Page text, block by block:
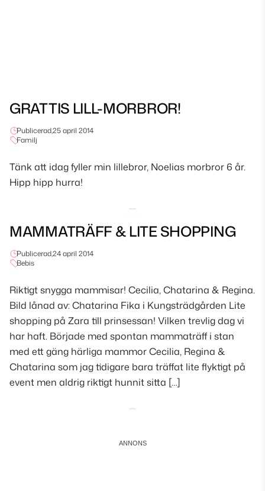
GRATTIS LILL-MORBROR!
Publicerad,25 april 2014
Familj
Tänk att idag fyller min lillebror, Noelias morbror 6 år.
Hipp hipp hurra!
MAMMATRÄFF & LITE SHOPPING
Publicerad,24 april 2014
Bebis
Riktigt snygga mammisar! Cecilia, Chatarina & Regina.
Bild lånad av: Chatarina Fika i Kungsträdgården Lite
shopping på Zara till prinsessan! Vilken trevlig dag vi
har haft. Började med spontan mammaträff i stan
med ett gäng härliga mammor Cecilia, Regina &
Chatarina som jag tidigare bara träffat lite flyktigt på
event men aldrig riktigt hunnit sitta […]